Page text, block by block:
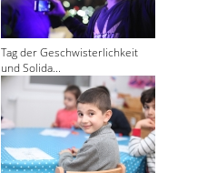
Tag der Geschwisterlichkeit
und Solida...